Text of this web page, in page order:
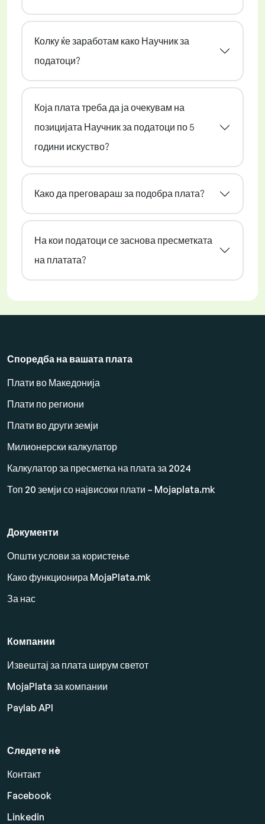
Колку ќе заработам како Научник за
податоци?
Која плата треба да ја очекувам на
позицијата Научник за податоци по 5
години искуство?
Како да преговараш за подобра плата?
На кои податоци се заснова пресметката
на платата?
Споредба на вашата плата
Плати во Македонија
Плати по региони
Плати во други земји
Милионерски калкулатор
Калкулатор за пресметка на плата за 2024
Топ 20 земји со највисоки плати – Mojaplata.mk
Документи
Општи услови за користење
Како функционира MojaPlata.mk
За нас
Компании
Извештај за плата ширум светот
MojaPlata за компании
Paylab API
Следете нè
Контакт
Facebook
Linkedin